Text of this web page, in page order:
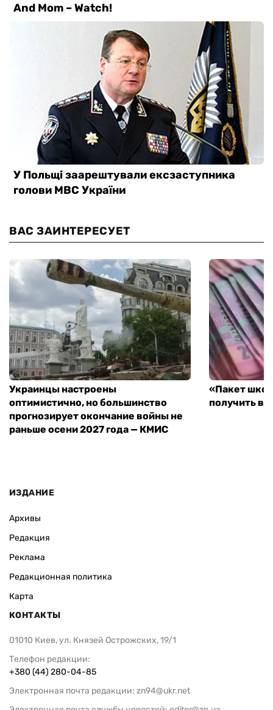
ВАС ЗАИНТЕРЕСУЕТ
Украинцы настроены
оптимистично, но большинство
прогнозирует окончание войны не
раньше осени 2027 года — КМИС
«Пакет
получить
ИЗДАНИЕ
Архивы
Редакция
Реклама
Редакционная политика
Карта
КОНТАКТЫ
01010 Киев, ул. Князей Острожских, 19/1
Телефон редакции:
+380 (44) 280-04-85
Электронная почта редакции: zn94@ukr.net